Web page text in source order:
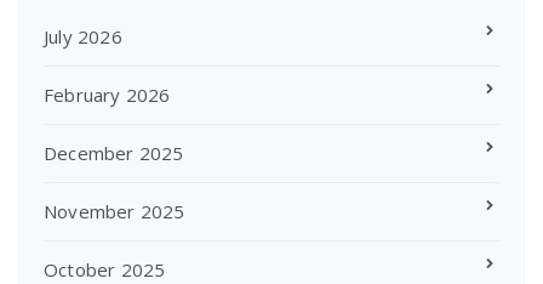
July 2026
February 2026
December 2025
November 2025
October 2025